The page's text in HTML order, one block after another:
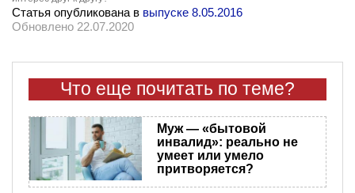
Статья опубликована в выпуске 8.05.2016
Обновлено 22.07.2020
Что еще почитать по теме?
Муж — «бытовой
инвалид»: реально не
умеет или умело
притворяется?